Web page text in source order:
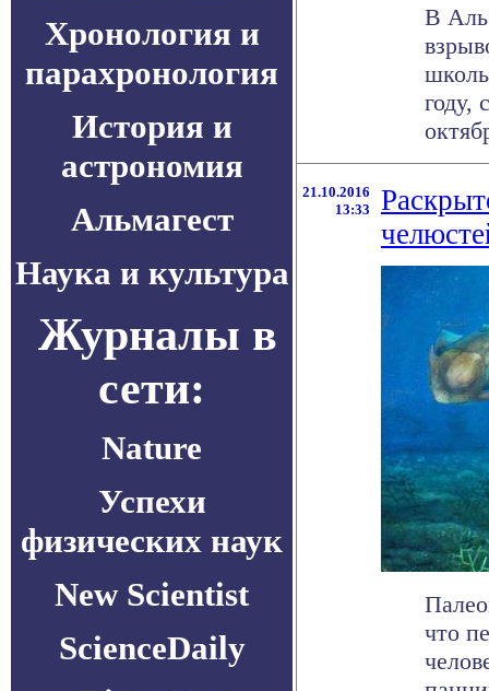
Хронология и
парахронология
История и
астрономия
Альмагест
Наука и культура
Журналы в
сети:
Nature
Успехи
физических наук
New Scientist
ScienceDaily
В
году,
21.10.2016
13:33
что